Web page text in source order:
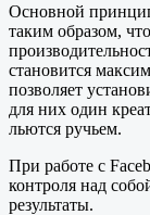
Основной
таким образом,
становится
позволяет
для них один
льются ручьем.
При работе c
контроля над
результаты.